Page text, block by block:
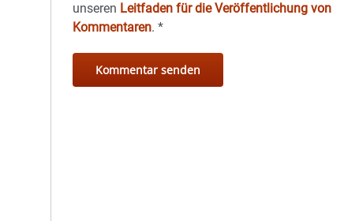
unseren Leitfaden für die Veröffentlichung von
Kommentaren.*